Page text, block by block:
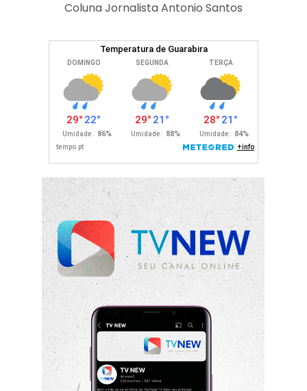
Coluna Jornalista Antonio Santos